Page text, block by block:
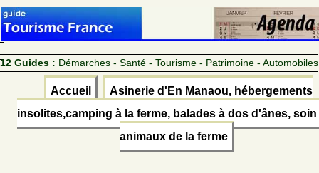
12 Guides : Démarches - Santé - Tourisme - Patrimoine - Automobiles
Accueil
Asinerie d'En Manaou, hébergements
insolites,camping à la ferme, balades à dos d'ânes, soin
animaux de la ferme